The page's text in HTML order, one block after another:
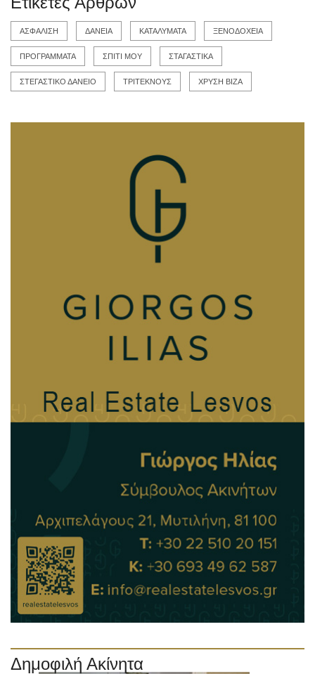
ΑΣΦΑΛΙΣΗ ΔΑΝΕΙΑ ΚΑΤΑΛΥΜΑΤΑ ΞΕΝΟΔΟΧΕΙΑ
ΠΡΟΓΡΑΜΜΑΤΑ ΣΠΙΤΙ ΜΟΥ ΣΤΑΓΑΣΤΙΚΑ
ΣΤΕΓΑΣΤΙΚΟ ΔΑΝΕΙΟ ΤΡΙΤΕΚΝΟΥΣ ΧΡΥΣΗ ΒΙΖΑ
Δημοφιλή Ακίνητα